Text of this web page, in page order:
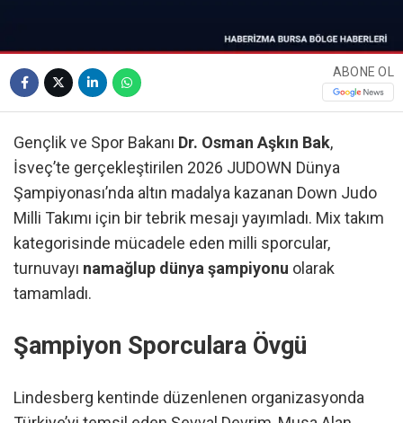
ABONE OL
Gençlik ve Spor Bakanı Dr. Osman Aşkın Bak,
İsveç’te gerçekleştirilen 2026 JUDOWN Dünya
Şampiyonası’nda altın madalya kazanan Down Judo
Milli Takımı için bir tebrik mesajı yayımladı. Mix takım
kategorisinde mücadele eden milli sporcular,
turnuvayı namağlup dünya şampiyonu olarak
tamamladı.
Şampiyon Sporculara Övgü
Lindesberg kentinde düzenlenen organizasyonda